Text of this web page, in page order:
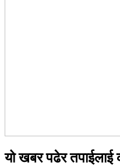
यो खबर पढेर